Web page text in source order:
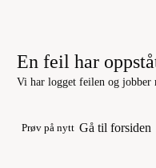
En feil har
Vi har logget feilen og jobber
Prøv på nytt Gå til forsiden